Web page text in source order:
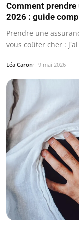
Comment
2026 : guide
Prendre une
vous coûter cher :
Léa Caron 9 mai 2026